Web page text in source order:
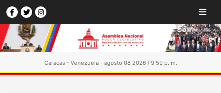
Caracas - Venezuela - agosto 08 2026 / 9:59 p. m.